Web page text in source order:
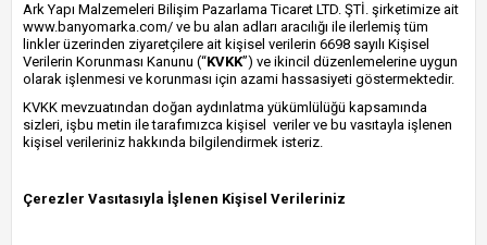
Ark Yapı Malzemeleri Bilişim Pazarlama Ticaret LTD. ŞTİ. şirketimize ait
www.banyomarka.com/ ve bu alan adları aracılığı ile ilerlemiş tüm
linkler üzerinden ziyaretçilere ait kişisel verilerin 6698 sayılı Kişisel
Verilerin Korunması Kanunu (“KVKK”) ve ikincil düzenlemelerine uygun
olarak işlenmesi ve korunması için azami hassasiyeti göstermektedir.
KVKK mevzuatından doğan aydınlatma yükümlülüğü kapsamında
sizleri, işbu metin ile tarafımızca kişisel veriler ve bu vasıtayla işlenen
kişisel verileriniz hakkında bilgilendirmek isteriz.
Çerezler Vasıtasıyla İşlenen Kişisel Verileriniz